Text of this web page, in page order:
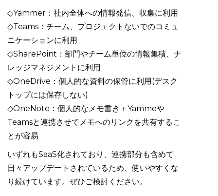
◇Yammer：社内全体への情報発信、収集に利用
◇Teams：チーム、プロジェクトないでのコミュ
ニケーションに利用
◇SharePoint：部門やチーム単位の情報集積、ナ
レッジマネジメントに利用
◇OneDrive：個人的な資料の保管に利用(デスク
トップには保存しない)
◇OneNote：個人的なメモ書き＋Yammeや
Teamsと連携させてメモへのリンクを共有するこ
とが容易
いずれもSaaS化されており、連携部分も含めて
日々アップデートされているため、使いやすくな
り続けています。ぜひご検討ください。